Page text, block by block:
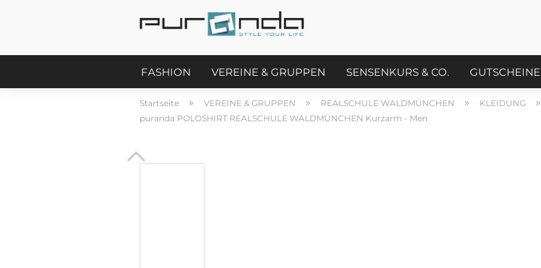
FASHION VEREINE & GRUPPEN SENSENKURS & CO. GUTSCHEINE
Startseite » VEREINE & GRUPPEN » REALSCHULE WALDMÜNCHEN » KLEIDUNG »
puranda POLOSHIRT REALSCHULE WALDMÜNCHEN Kurzarm - Men